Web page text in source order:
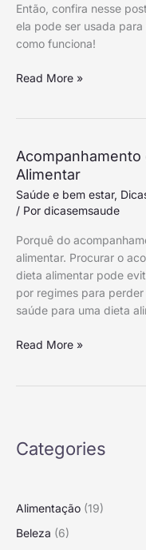
Então, confira nesse
ela pode ser usada
como funciona!
de
Controle
em
Passos
Read More »
Acompanhamento
Alimentar
Saúde e bem estar,
/ Por dicasemsaude
Porquê do
alimentar. Procurar o
dieta alimentar pode
por regimes para
saúde para uma dieta
Acompanhamento
de
um
Especialista
Dieta
Alimentar
Read More »
Categories
Alimentação (19)
Beleza (6)